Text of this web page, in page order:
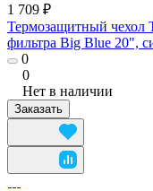
1 709 ₽
Термозащитный чехол
фильтра Big Blue 20",
0
0
Нет в наличии
Заказать